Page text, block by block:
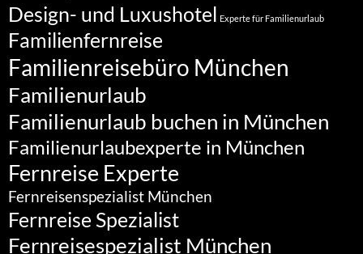
Design- und Luxushotel Experte für Familienurlaub
Familienfernreise
Familienreisebüro München
Familienurlaub
Familienurlaub buchen in München
Familienurlaubexperte in München
Fernreise Experte
Fernreisenspezialist München
Fernreise Spezialist
Fernreisespezialist München